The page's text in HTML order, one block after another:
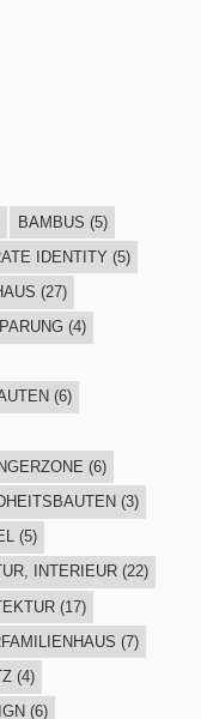
BAMBUS (5)
IDENTITY (5)
(27)
(4)
(6)
(6)
(3)
(5)
INTERIEUR(22)
(17)
(7)
(4)
(6)